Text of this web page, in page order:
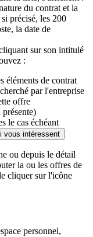
du contrat et la
précisé, les 200
la date de
sur son intitulé
:
éléments de contrat
par l'entreprise
offre
le cas échéant
vous intéressent
ou depuis le détail
la ou les offres de
cliquer sur l'icône
personnel,